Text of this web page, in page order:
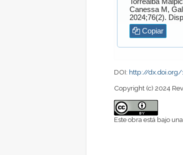
Torrealba
CanessaM,
Copiar
DOI: http://dx.doi.org/
Copyright (c) 2024
Este obra está bajo una